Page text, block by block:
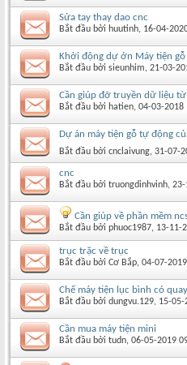
Sửa tay thay dao cnc
Bắt đầu bởi huutinh‎, 16-04-
Khởi động dự ớn Máy tiện
Bắt đầu bởi sieunhim‎, 21-03-
Cần giúp đỡ truyền dữ liệu từ
Bắt đầu bởi hatien‎, 04-03-2018
Dự án máy tiện gỗ tự động
Bắt đầu bởi cnclaivung‎, 31-07-
cnc
Bắt đầu bởi truongdinhvinh‎,
Cần giúp về phần mềm
Bắt đầu bởi phuoc1987‎, 13-11-
trục trặc về trục
Bắt đầu bởi Cơ Bắp‎, 04-07-
Chế máy tiện lục bình có
Bắt đầu bởi dungvu.129‎, 15-05-
Cần mua máy tiện mini
Bắt đầu bởi tudn‎, 06-05-2019